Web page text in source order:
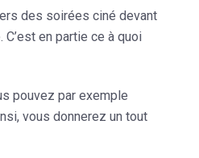
des soirées ciné devant
en partie ce à quoi
pouvez par exemple
vous donnerez un tout